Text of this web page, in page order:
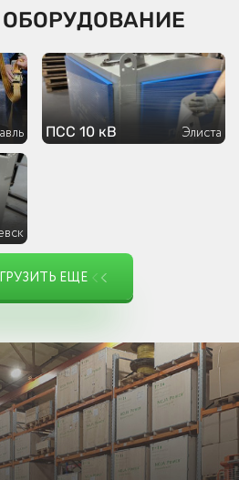
ПСС 10 кВ Элиста
ЕЩЕ